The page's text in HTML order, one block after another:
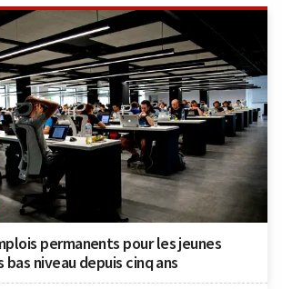
permanents pour les jeunes
niveau depuis cinq ans